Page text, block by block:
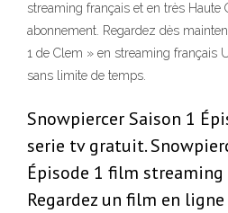
streaming français et en très Haute
abonnement. Regardez dès
1 de Clem » en streaming français
sans limite de temps.
Snowpiercer Saison 1
serie tv gratuit.
Épisode 1 film
Regardez un film en